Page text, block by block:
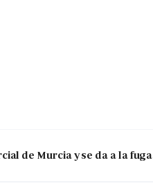
de Murcia y se da a la fuga